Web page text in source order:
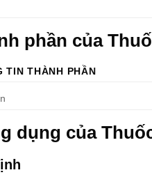
phần của
TIN THÀNH PHẦN
dụng của